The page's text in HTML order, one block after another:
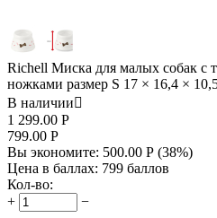
Richell Миска для малых собак с
ножками размер S 17 × 16,4 ×
В наличии
1 299.00 Р
799.00 Р
Вы экономите: 500.00 Р (38%)
Цена в баллах: 799 баллов
Кол-во:
+
−